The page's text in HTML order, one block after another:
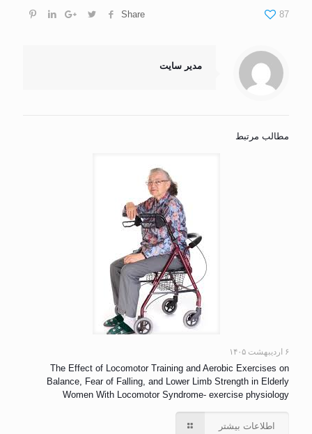
Share 87
مدیر سایت
مطالب مرتبط
۶ اردیبهشت ۱۴۰۵
The Effect of Locomotor Training and Aerobic Exercises on
Balance, Fear of Falling, and Lower Limb Strength in Elderly
Women With Locomotor Syndrome- exercise physiology
اطلاعات بیشتر